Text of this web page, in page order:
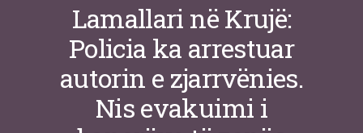
Lamallari në Krujë:
Policia ka arrestuar
autorin e zjarrvënies.
Nis evakuimi i